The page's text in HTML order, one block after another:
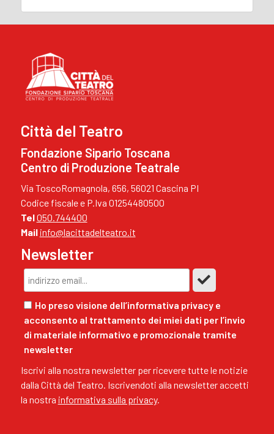
Città del Teatro
Fondazione Sipario Toscana
Centro di Produzione Teatrale
Via ToscoRomagnola, 656, 56021 Cascina PI
Codice fiscale e P.Iva 01254480500
Tel050.744400
Mail info@lacittadelteatro.it
Newsletter
Ho preso visione dell’informativa privacy e
acconsento al trattamento dei miei dati per l’invio
di materiale informativo e promozionale tramite
newsletter
Iscrivi alla nostra newsletter per ricevere tutte le notizie
dalla Città del Teatro. Iscrivendoti alla newsletter accetti
la nostra informativa sulla privacy.